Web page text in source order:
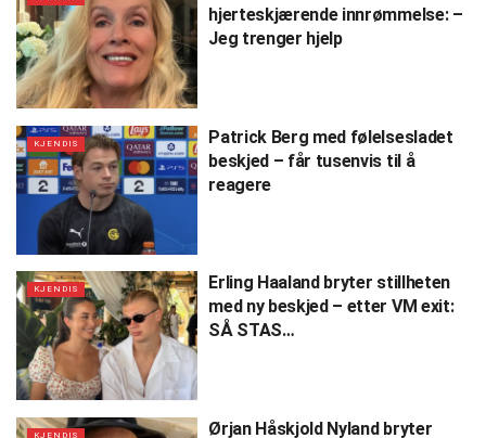
hjerteskjærende innrømmelse: –
Jeg trenger hjelp
KJENDIS
Patrick Berg med følelsesladet
beskjed – får tusenvis til å
reagere
KJENDIS
Erling Haaland bryter stillheten
med ny beskjed – etter VM exit:
SÅ STAS…
KJENDIS
Ørjan Håskjold Nyland bryter